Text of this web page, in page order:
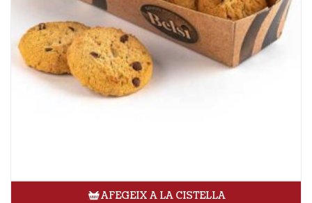
AFEGEIX A LA CISTELLA